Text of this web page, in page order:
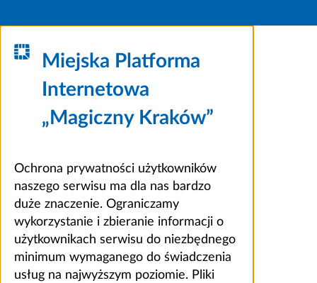
Miejska Platforma
Internetowa
„Magiczny Kraków”
Ochrona prywatności użytkowników
naszego serwisu ma dla nas bardzo
duże znaczenie. Ograniczamy
wykorzystanie i zbieranie informacji o
użytkownikach serwisu do niezbędnego
minimum wymaganego do świadczenia
usług na najwyższym poziomie. Pliki